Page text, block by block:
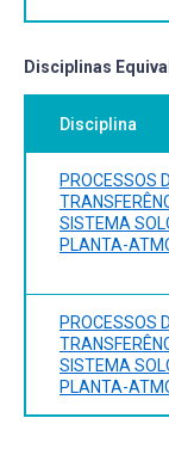
Disciplinas
Disciplina
PROCESSOS
SISTEMA
PLANTA-
PROCESSOS
SISTEMA
PLANTA-